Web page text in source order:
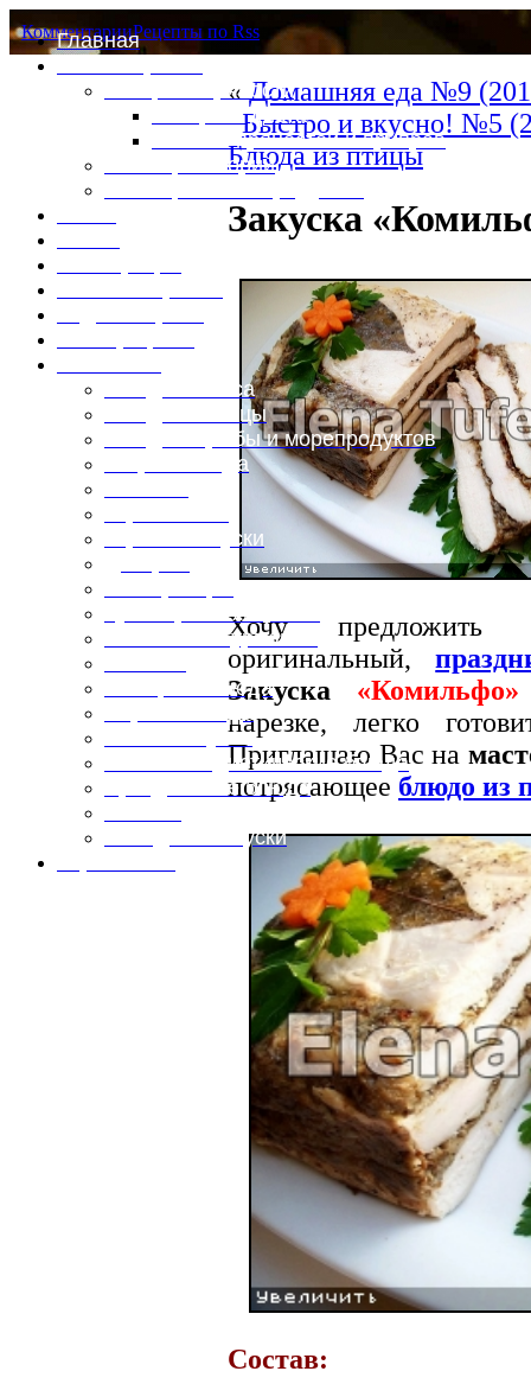
Главная
Специи и пряности
Специи и диета
Каталог пряностей и приправ
Таблица калорий
Блюда из мяса
Блюда из птицы
Блюда из рыбы и морепродуктов
Вторые блюда
Горячие закуски
Кулинарные хитрости
Маленьким гурманам
Овощные блюда
Первые блюда
Полевая кухня
Постные и диетические блюда
Праздничные блюда
Холодные закуски
КомментарииРецепты по Rss
«Домашняя еда №9
Быстро и вкусно! №5
Блюда из птицы
Закуска
Хочу предложить
оригинальный,
Закуска «Комильфо»
нарезке, легко
Приглашаю Вас на
потрясающее блюдо из
Состав: